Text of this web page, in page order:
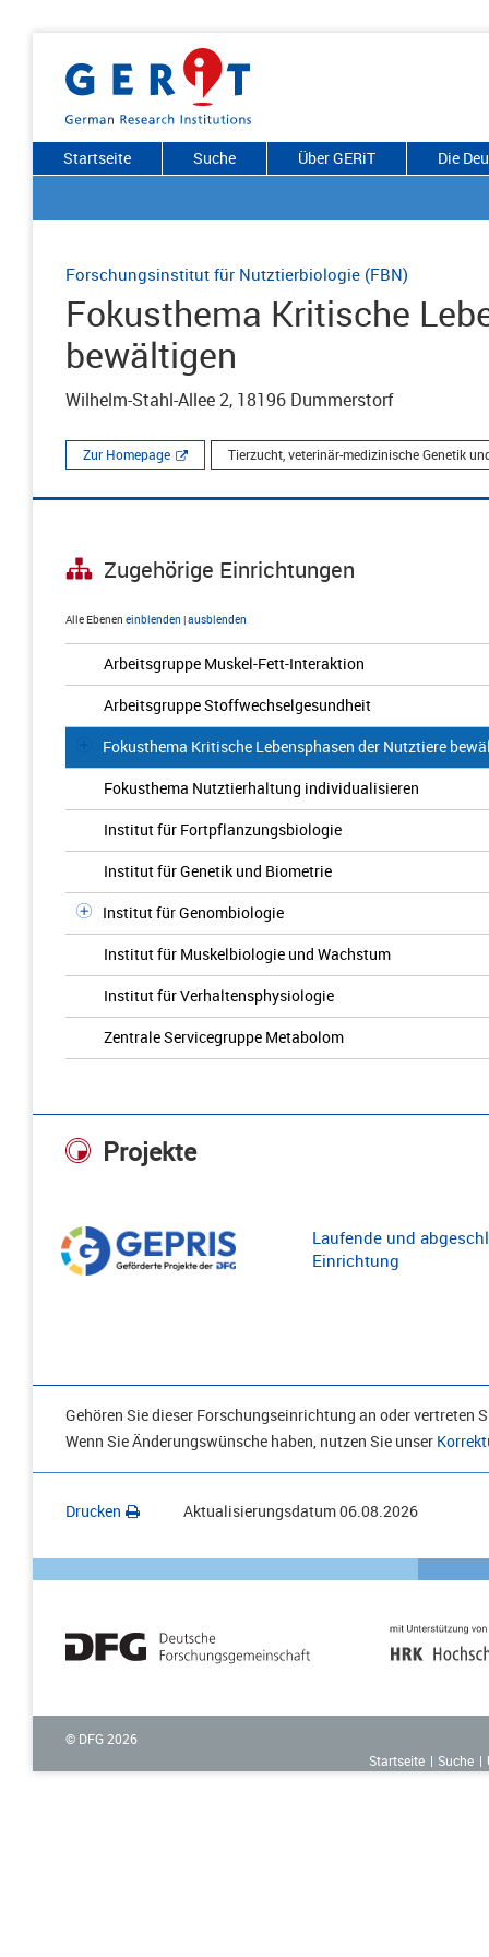
Startseite Suche Über GERiT Die
Forschungsinstitut für Nutztierbiologie (FBN)
Fokusthema Kritische
bewältigen
Wilhelm-Stahl-Allee 2, 18196 Dummerstorf
Zur Homepage Tierzucht, veterinär-medizinische Genetik
Zugehörige Einrichtungen
Alle Ebenen einblenden |ausblenden
Arbeitsgruppe Muskel-Fett-Interaktion
Arbeitsgruppe Stoffwechselgesundheit
Fokusthema Kritische Lebensphasen der Nutztiere
Fokusthema Nutztierhaltung individualisieren
Institut für Fortpflanzungsbiologie
Institut für Genetik und Biometrie
Institut für Genombiologie
Institut für Muskelbiologie und Wachstum
Institut für Verhaltensphysiologie
Zentrale Servicegruppe Metabolom
Projekte
Laufende und
Einrichtung
Gehören Sie dieser Forschungseinrichtung an oder vertreten
Wenn Sie Änderungswünsche haben, nutzen Sie unser
Drucken Aktualisierungsdatum06.08.2026
© DFG 2026
Startseite
Suche